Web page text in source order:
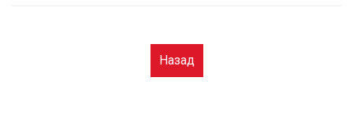
Назад